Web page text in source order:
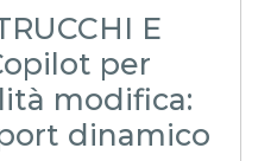
E
per
modifica:
dinamico